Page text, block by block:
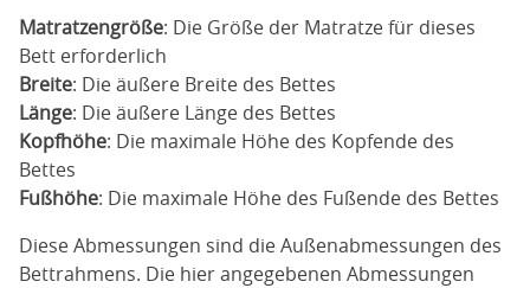
Matratzengröße: Die Größe der Matratze für dieses
Bett erforderlich
Breite: Die äußere Breite des Bettes
Länge: Die äußere Länge des Bettes
Kopfhöhe: Die maximale Höhe des Kopfende des
Bettes
Fußhöhe: Die maximale Höhe des Fußende des Bettes
Diese Abmessungen sind die Außenabmessungen des
Bettrahmens. Die hier angegebenen Abmessungen